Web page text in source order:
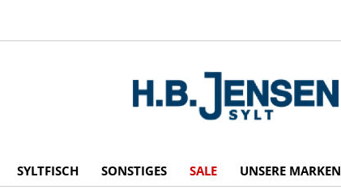
SYLTFISCH SONSTIGES SALE UNSERE MARKEN